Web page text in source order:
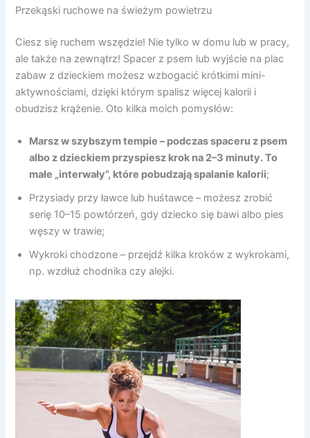
Przekąski ruchowe na świeżym powietrzu
Ciesz się ruchem wszędzie! Nie tylko w domu lub w pracy,
ale także na zewnątrz! Spacer z psem lub wyjście na plac
zabaw z dzieckiem możesz wzbogacić krótkimi mini-
aktywnościami, dzięki którym spalisz więcej kalorii i
obudzisz krążenie. Oto kilka moich pomysłów:
Marsz w szybszym tempie – podczas spaceru z psem
albo z dzieckiem przyspiesz krok na 2–3 minuty. To
małe „interwały”, które pobudzają spalanie kalorii;
Przysiady przy ławce lub huśtawce – możesz zrobić
serię 10–15 powtórzeń, gdy dziecko się bawi albo pies
węszy w trawie;
Wykroki chodzone – przejdź kilka kroków z wykrokami,
np. wzdłuż chodnika czy alejki.